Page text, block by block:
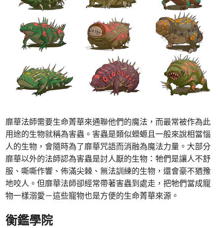
靡華法師需要生命菁華來通聯他們的魔法，而最常被作為此
用途的生物就稱為害蟲。害蟲是類似蠑螈且一般來說相當惱
人的生物，會隨時為了靡華咒語而消融為魔法力量。大部分
靡華以外的法師認為害蟲是討人厭的生物：牠們是讓人不舒
服、嘶嘶作響、佈滿尖棘、無法訓練的生物，還會豪不猶豫
地咬人。但靡華法師卻經常帶著害蟲到處走，把牠們當成寵
物一樣溺愛－這些寵物也是方便的生命菁華來源。
衡鑑學院